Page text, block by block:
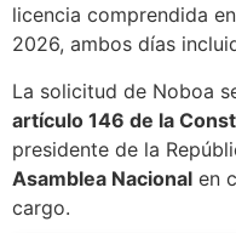
licencia comprendida
2026, ambos días
La solicitud de Noboa
artículo 146 de la
presidente de la
Asamblea Nacional en
cargo.